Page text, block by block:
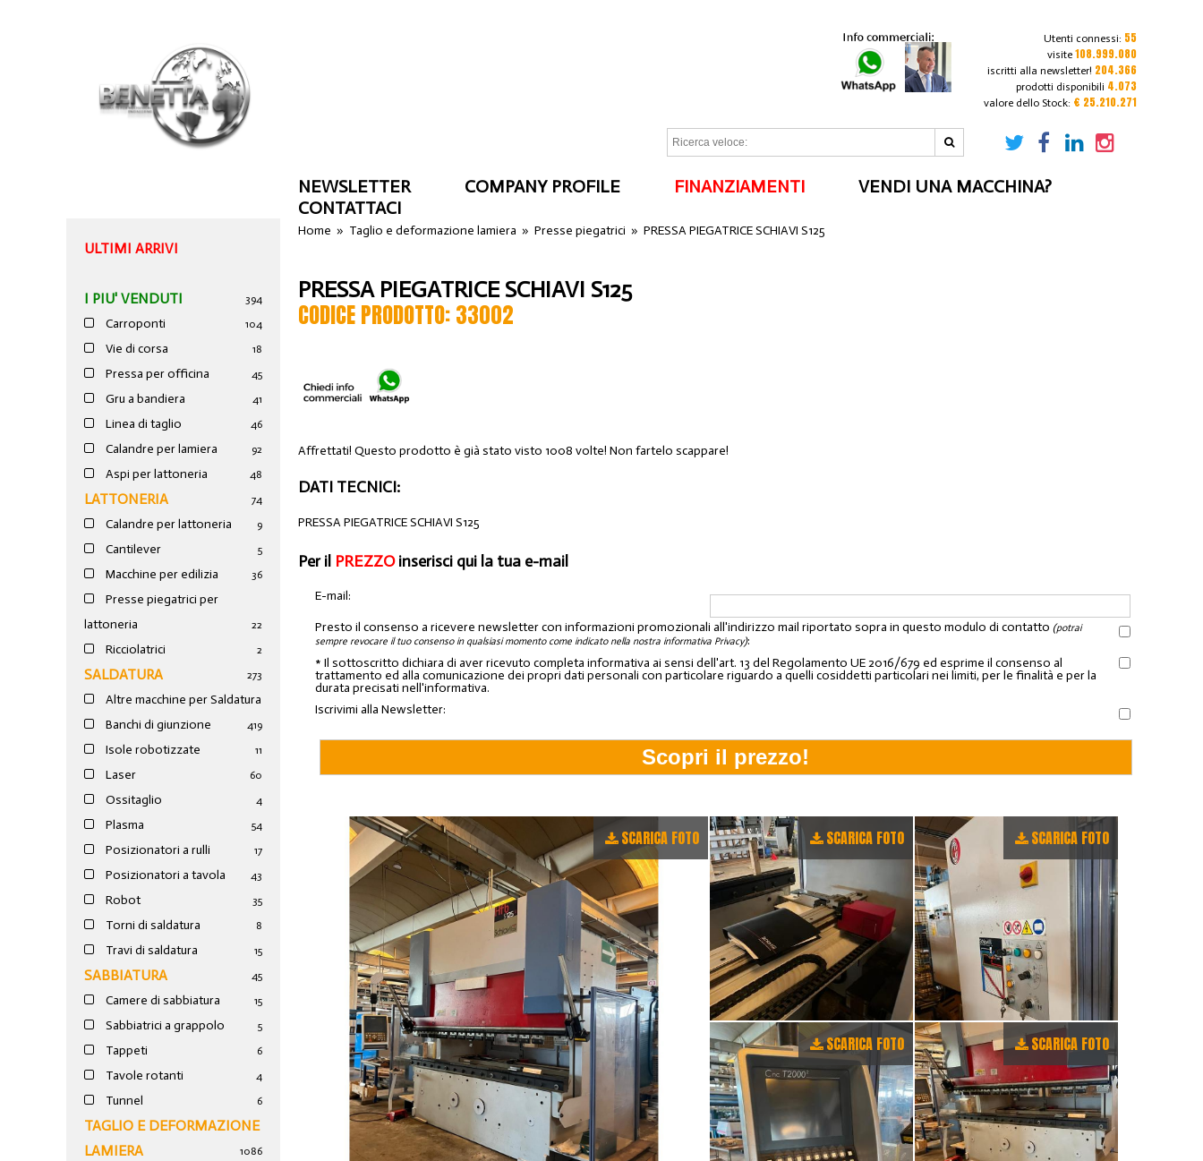
Utenti connessi: 55
visite 108.999.080
iscritti alla newsletter! 204.366
prodotti disponibili 4.073
valore dello Stock: € 25.210.271
NEWSLETTER COMPANY PROFILE FINANZIAMENTI
VENDI UNA MACCHINA?
CONTATTACI
ULTIMI ARRIVI
I PIU' VENDUTI 394
Carroponti 104
Vie di corsa 18
Pressa per officina 45
Gru a bandiera 41
Linea di taglio 46
Calandre per lamiera 92
Aspi per lattoneria 48
LATTONERIA 74
Calandre per lattoneria 9
Cantilever 5
Macchine per edilizia 36
Presse piegatrici per
lattoneria
22
Ricciolatrici 2
SALDATURA 273
Altre macchine per Saldatura
19
Banchi di giunzione 4
Isole robotizzate 11
Laser 60
Ossitaglio 4
Plasma 54
Posizionatori a rulli 17
Posizionatori a tavola 43
Robot 35
Torni di saldatura 8
Travi di saldatura 15
SABBIATURA 45
Camere di sabbiatura 15
Sabbiatrici a grappolo 5
Tappeti 6
Tavole rotanti 4
Tunnel 6
TAGLIO E DEFORMAZIONE
LAMIERA
1086
Home » Taglio e deformazione lamiera »Presse piegatrici »PRESSA PIEGATRICE SCHIAVI S125
PRESSA PIEGATRICE SCHIAVI S125
CODICE PRODOTTO: 33002
Affrettati! Questo prodotto è già stato visto 1008 volte! Non fartelo scappare!
DATI TECNICI:
PRESSA PIEGATRICE SCHIAVI S125
Per il PREZZOinserisci qui la tua e-mail
E-mail:
Presto il consenso a ricevere newsletter con informazioni promozionali all'indirizzo mail riportato sopra in questo modulo di contatto (potrai
sempre revocare il tuo consenso in qualsiasi momento come indicato nella nostra informativa Privacy):
* Il sottoscritto dichiara di aver ricevuto completa informativa ai sensi dell'art. 13 del Regolamento UE 2016/679 ed esprime il consenso al
trattamento ed alla comunicazione dei propri dati personali con particolare riguardo a quelli cosiddetti particolari nei limiti, per le finalità e per la
durata precisati nell'informativa.
Iscrivimi alla Newsletter:
SCARICA FOTO SCARICA FOTO SCARICA FOTO
SCARICA FOTO SCARICA FOTO